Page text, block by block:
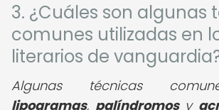
3. ¿Cuáles son algunas
comunes utilizadas en
literarios de
Algunas técnicas
lipogramas, palíndromosy